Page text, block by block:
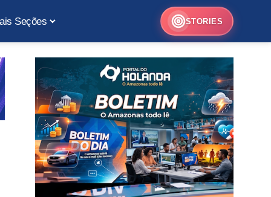
Seções STORIES